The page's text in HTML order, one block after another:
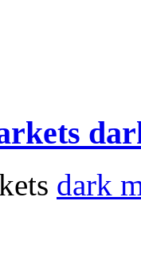
dark